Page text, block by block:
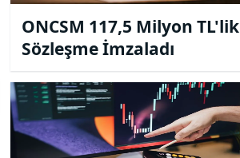
ONCSM 117,5 Milyon TL'lik
Sözleşme İmzaladı